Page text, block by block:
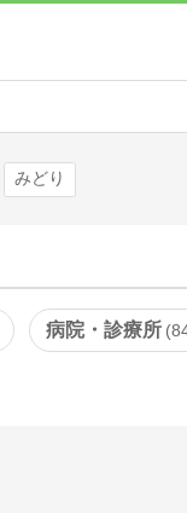
みどり
病院・診療所